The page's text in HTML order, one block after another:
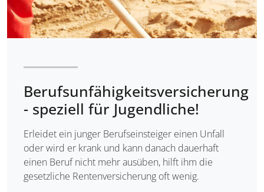
Berufsunfähigkeitsversicherung
- speziell für Jugendliche!
Erleidet ein junger Berufseinsteiger einen Unfall
oder wird er krank und kann danach dauerhaft
einen Beruf nicht mehr ausüben, hilft ihm die
gesetzliche Rentenversicherung oft wenig.